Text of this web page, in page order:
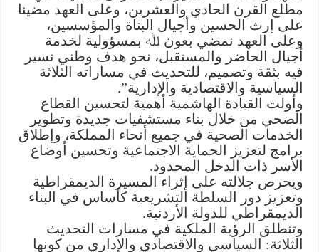
مطلع القرن الحادي والعشرين، وعلى العهد مضينا
على إرث الحسين وأجيال البناة والمؤسسين،
وعلى العهد نمضي بعون ﷲ بمسؤولية لخدمة
أجيال الحاضر والمستقبل، نحو هدف وطني نسير
فيه بثقة وتصميم، للتحديث في مساراته الثلاثة
السياسية والاقتصادية والإدارية”.
وأولت القيادة الهاشمية أهمية لتحسين القطاع
الصحي من خلال بناء مستشفيات جديدة وتطوير
الخدمات الصحية في جميع أنحاء المملكة، وإطلاق
برامج لتعزيز الحماية الاجتماعية وتحسين أوضاع
الأسر ذات الدخل المحدود.
ويحرص جلالته على إثراء المسيرة الديمقراطية
وتعزيز دور السلطة التشريعية كأساس في البناء
الديمقراطي للدولة الأردنية.
وتنطلق الرؤية الملكية في مسارات التحديث
الثلاثة: السياسي والاقتصادي والإداري من كونها